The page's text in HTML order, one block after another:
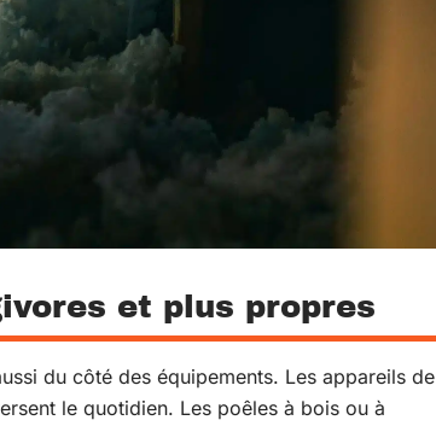
et plus propres
du côté des équipements. Les appareils de
le quotidien. Les poêles à bois ou à